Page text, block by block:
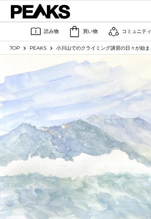
読み物 買い物 コミュニティ
TOP PEAKS 小川山でのクライミング講習の日々が始